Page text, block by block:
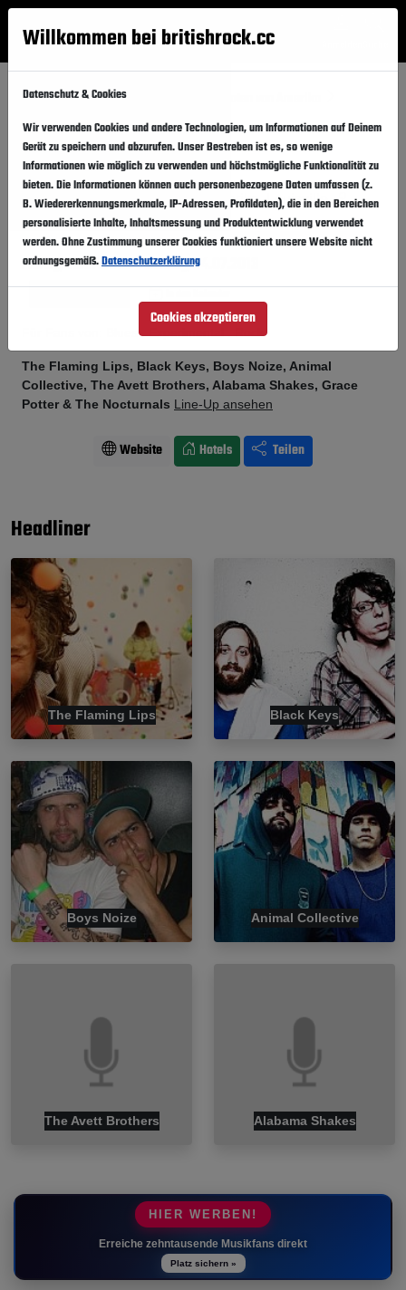
Menü
Startseite Festivals
Forecastle 2013
Forecastle 2013 Folgen
Vereinigte Staaten von Amerika, Louisville,
Waterfront Park
Freitag,12.07.2013-Sonntag,14.07.2013
Vergangener Event
Für Fans von: Blues . Experimental . Rock
The Flaming Lips, Black Keys, Boys Noize, Animal
Collective, The Avett Brothers, Alabama Shakes, Grace
Potter & The Nocturnals Line-Up ansehen
Website Hotels Teilen
Headliner
The Flaming Lips Black Keys
Boys Noize Animal Collective
The Avett Brothers Alabama Shakes
HIER WERBEN!
Erreiche zehntausende Musikfans direkt
Platz sichern »
Willkommen bei britishrock.cc
Datenschutz & Cookies
Wir verwenden Cookies und andere Technologien, um Informationen auf Deinem
Gerät zu speichern und abzurufen. Unser Bestreben ist es, so wenige
Informationen wie möglich zu verwenden und höchstmögliche Funktionalität zu
bieten. Die Informationen können auch personenbezogene Daten umfassen (z.
B. Wiedererkennungsmerkmale, IP-Adressen, Profildaten), die in den Bereichen
personalisierte Inhalte, Inhaltsmessung und Produktentwicklung verwendet
werden. Ohne Zustimmung unserer Cookies funktioniert unsere Website nicht
ordnungsgemäß.Datenschutzerklärung
Cookies akzeptieren